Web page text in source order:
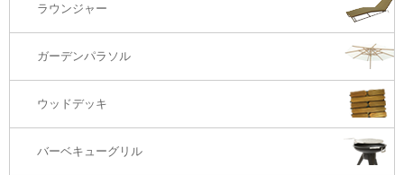
カウンター・バーテーブル
3Sソファ
オットマン・スツール
ラウンジャー
ガーデンパラソル
ウッドデッキ
バーベキューグリル